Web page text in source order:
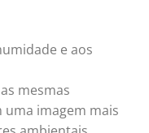
e aos
mesmas
uma imagem mais